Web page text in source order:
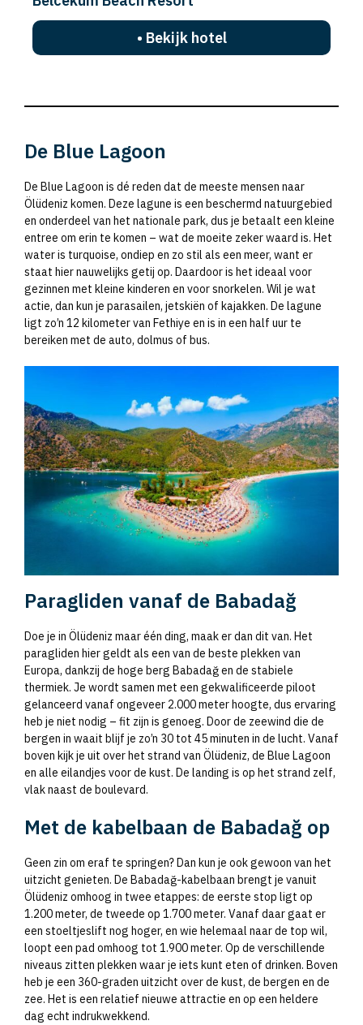
• Bekijk hotel
De Blue Lagoon
De Blue Lagoon is dé reden dat de meeste mensen naar
Ölüdeniz komen. Deze lagune is een beschermd natuurgebied
en onderdeel van het nationale park, dus je betaalt een kleine
entree om erin te komen – wat de moeite zeker waard is. Het
water is turquoise, ondiep en zo stil als een meer, want er
staat hier nauwelijks getij op. Daardoor is het ideaal voor
gezinnen met kleine kinderen en voor snorkelen. Wil je wat
actie, dan kun je parasailen, jetskiën of kajakken. De lagune
ligt zo’n 12 kilometer van Fethiye en is in een half uur te
bereiken met de auto, dolmus of bus.
Paragliden vanaf de Babadağ
Doe je in Ölüdeniz maar één ding, maak er dan dit van. Het
paragliden hier geldt als een van de beste plekken van
Europa, dankzij de hoge berg Babadağ en de stabiele
thermiek. Je wordt samen met een gekwalificeerde piloot
gelanceerd vanaf ongeveer 2.000 meter hoogte, dus ervaring
heb je niet nodig – fit zijn is genoeg. Door de zeewind die de
bergen in waait blijf je zo’n 30 tot 45 minuten in de lucht. Vanaf
boven kijk je uit over het strand van Ölüdeniz, de Blue Lagoon
en alle eilandjes voor de kust. De landing is op het strand zelf,
vlak naast de boulevard.
Met de kabelbaan de Babadağ op
Geen zin om eraf te springen? Dan kun je ook gewoon van het
uitzicht genieten. De Babadağ-kabelbaan brengt je vanuit
Ölüdeniz omhoog in twee etappes: de eerste stop ligt op
1.200 meter, de tweede op 1.700 meter. Vanaf daar gaat er
een stoeltjeslift nog hoger, en wie helemaal naar de top wil,
loopt een pad omhoog tot 1.900 meter. Op de verschillende
niveaus zitten plekken waar je iets kunt eten of drinken. Boven
heb je een 360-graden uitzicht over de kust, de bergen en de
zee. Het is een relatief nieuwe attractie en op een heldere
dag echt indrukwekkend.